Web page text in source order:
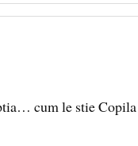
cum le stie Copila